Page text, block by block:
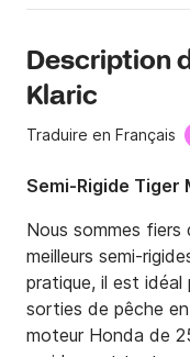
Description
Klaric
Traduire en Français
Semi-Rigide Tiger
Nous sommes fiers
meilleurs semi-
pratique, il est idéal
sorties de pêche
moteur Honda de